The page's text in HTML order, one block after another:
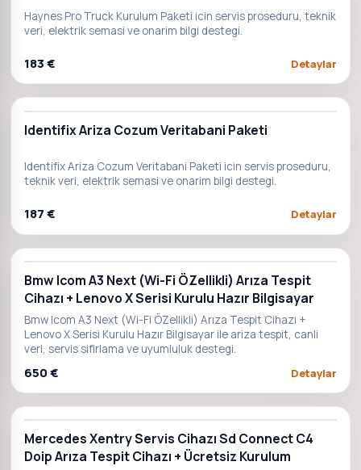
Haynes Pro Truck Kurulum Paketi icin servis proseduru, teknik
veri, elektrik semasi ve onarim bilgi destegi.
183 € Detaylar
Identifix Ariza Cozum Veritabani Paketi
Identifix Ariza Cozum Veritabani Paketi icin servis proseduru,
teknik veri, elektrik semasi ve onarim bilgi destegi.
187 € Detaylar
Bmw Icom A3 Next (Wi-Fi ÖZellikli) Arıza Tespit
Cihazı + Lenovo X Serisi Kurulu Hazır Bilgisayar
Bmw Icom A3 Next (Wi-Fi ÖZellikli) Arıza Tespit Cihazı +
Lenovo X Serisi Kurulu Hazır Bilgisayar ile ariza tespit, canli
veri, servis sifirlama ve uyumluluk destegi.
650 € Detaylar
Mercedes Xentry Servis Cihazı Sd Connect C4
Doip Arıza Tespit Cihazı + Ücretsiz Kurulum